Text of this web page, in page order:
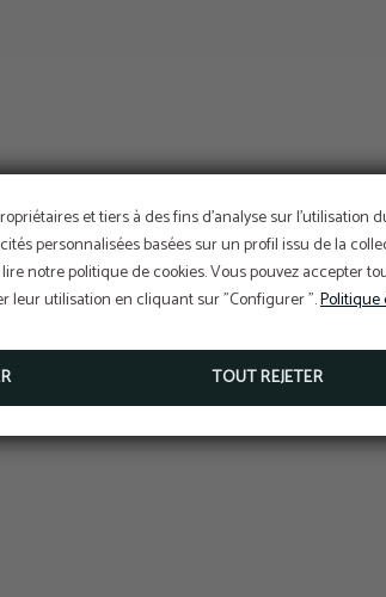
et tiers à des fins d'analyse sur l'utilisation
personnalisées basées sur un profil issu de la
notre politique de cookies. Vous pouvez accepter
leur utilisation en cliquant sur "Configurer ".Politique
TOUT REJETER